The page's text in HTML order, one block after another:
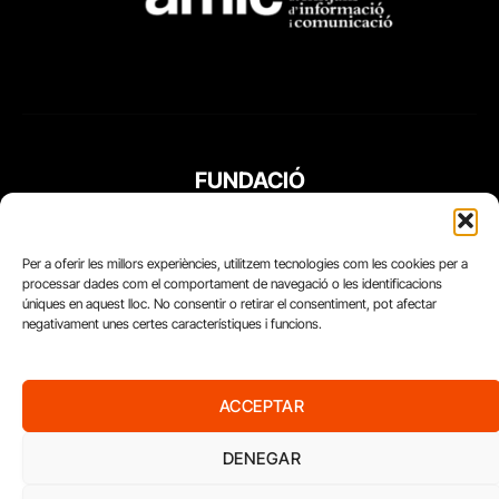
Per a oferir les millors experiències, utilitzem tecnologies com les cookies per a
processar dades com el comportament de navegació o les identificacions
úniques en aquest lloc. No consentir o retirar el consentiment, pot afectar
negativament unes certes característiques i funcions.
ACCEPTAR
DENEGAR
FUNDACIÓ